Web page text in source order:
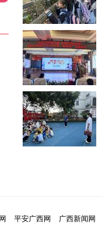
平安广西网 广西新闻网